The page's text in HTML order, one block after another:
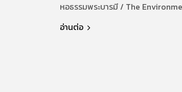
หอธรรมพระบารมี / The
อ่านต่อ